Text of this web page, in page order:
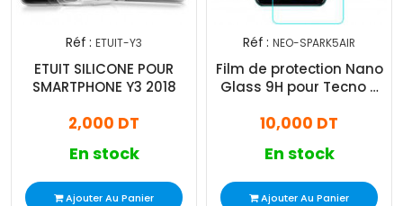
Réf : ETUIT-Y3
ETUIT SILICONE POUR
SMARTPHONE Y3 2018
2,000 DT
En stock
Ajouter Au Panier
Réf : NEO-SPARK5AIR
Film de protection Nano
Glass 9H pour Tecno 5
10,000 DT
En stock
Ajouter Au Panier